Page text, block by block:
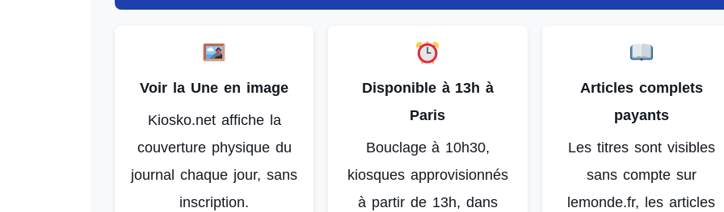
Voir la Une en image
Kiosko.net affiche la
couverture physique du
journal chaque jour, sans
inscription.
Disponible à 13h à
Paris
Bouclage à 10h30,
kiosques approvisionnés
à partir de 13h, dans
Articles complets
payants
Les titres sont visibles
sans compte sur
lemonde.fr, les articles